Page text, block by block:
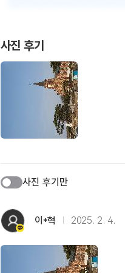
사진 후기
사진 후기만
이*혁 2025. 2. 4.